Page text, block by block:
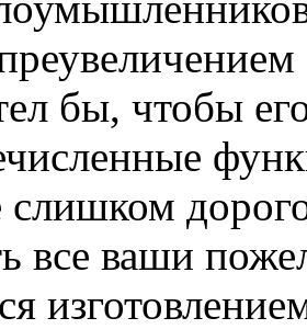
бы, чтобы
слишком
все ваши